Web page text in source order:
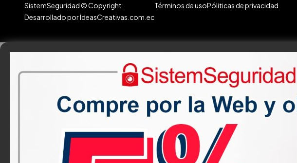
SistemSeguridad © Copyright.
Desarrollado por IdeasCreativas.com.ec
Términos de usoPóliticas de privacidad